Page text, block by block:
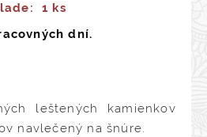
1 ks
dní.
leštených kamienkov
navlečený na šnúre.